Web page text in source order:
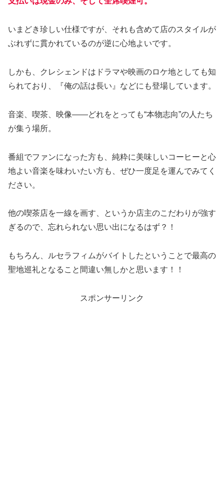
いまどき珍しい仕様ですが、それも含めて店のスタイルが
ぶれずに貫かれているのが逆に心地よいです。
しかも、クレシェンドはドラマや映画のロケ地としても知
られており、『俺の話は長い』などにも登場しています。
音楽、喫茶、映像――どれをとっても“本物志向”の人たち
が集う場所。
番組でファンになった方も、純粋に美味しいコーヒーと心
地よい音楽を味わいたい方も、ぜひ一度足を運んでみてく
ださい。
他の喫茶店を一線を画す、というか店主のこだわりが強す
ぎるので、忘れられない思い出になるはず？！
もちろん、ルセラフィムがバイトしたということで最高の
聖地巡礼となること間違い無しかと思います！！
スポンサーリンク